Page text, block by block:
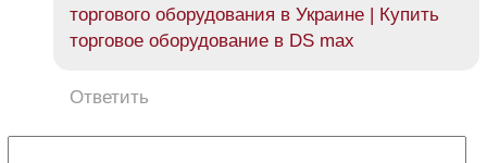
торгового оборудования в Украине | Купить
торговое оборудование в DS max
Ответить